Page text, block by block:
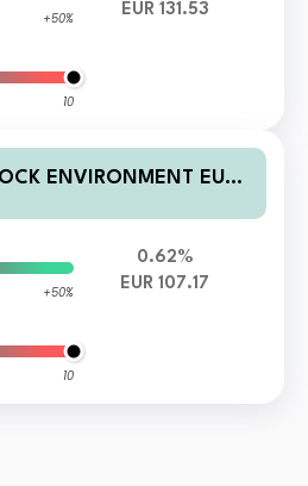
+50%
10
EUR 131.53
ENVIRONMENT EUR I
+50%
10
0.62%
EUR 107.17